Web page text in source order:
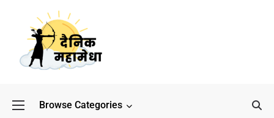
Browse Categories